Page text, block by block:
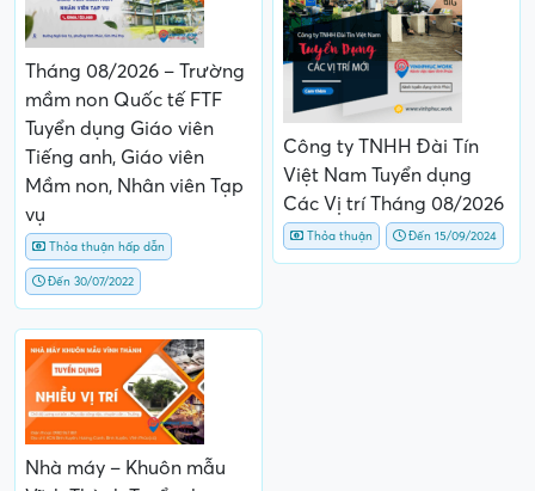
Tháng 08/2026 – Trường
mầm non Quốc tế FTF
Tuyển dụng Giáo viên
Tiếng anh, Giáo viên
Mầm non, Nhân viên Tạp
vụ
Thỏa thuận hấp dẫn
Đến 30/07/2022
Công ty TNHH Đài Tín
Việt Nam Tuyển dụng
Các Vị trí Tháng 08/2026
Thỏa thuận Đến 15/09/2024
Nhà máy – Khuôn mẫu